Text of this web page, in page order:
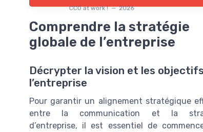
CCO at work ! — 2026
Comprendre la stratégie
globale de l’entreprise
Décrypter la vision et les
l’entreprise
Pour garantir un alignement stratégique
entre la communication et la
d’entreprise, il est essentiel de